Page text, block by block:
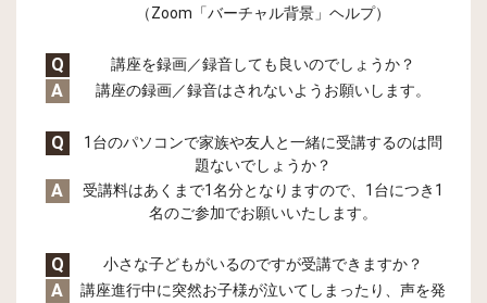
（Zoom「バーチャル背景」ヘルプ）
Q 講座を録画／録音しても良いのでしょうか？
A 講座の録画／録音はされないようお願いします。
Q
1台のパソコンで家族や友人と一緒に受講するのは問
題ないでしょうか？
A
受講料はあくまで1名分となりますので、1台につき1
名のご参加でお願いいたします。
Q 小さな子どもがいるのですが受講できますか？
A
講座進行中に突然お子様が泣いてしまったり、声を発